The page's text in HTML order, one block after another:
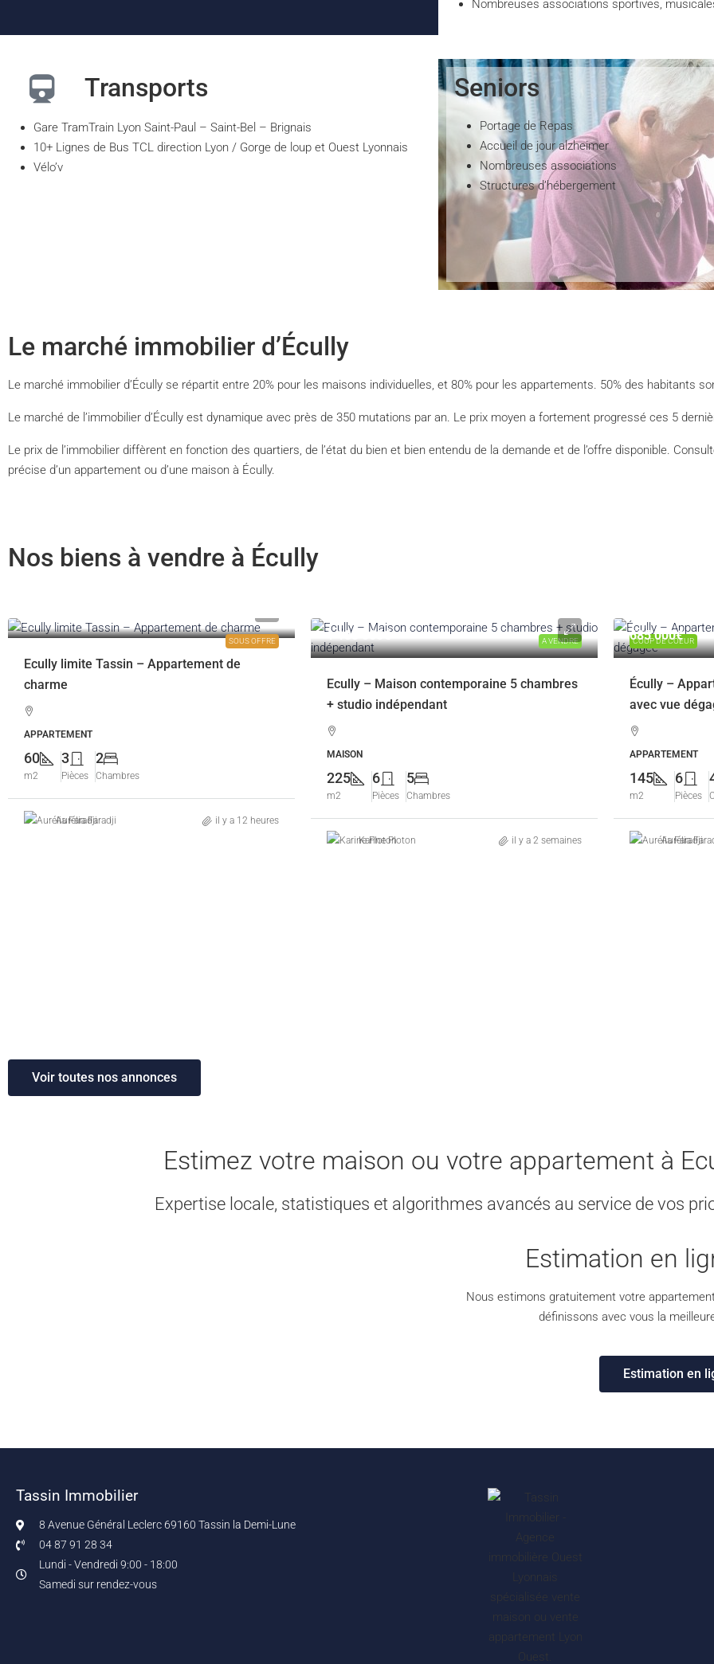
Nombreuses associations sportives,
Transports
Gare TramTrain Lyon Saint-Paul – Saint-Bel – Brignais
10+ Lignes de Bus TCL direction Lyon / Gorge de loup et Ouest Lyonnais
Vélo’v
Seniors
Portage de Repas
Accueil de jour alzheimer
Nombreuses associations
Structures d’hébergement
Le marché immobilier d’Écully
Le marché immobilier d’Écully se répartit entre 20% pour les maisons individuelles, et 80% pour les appartements. 50% des habitants
Le marché de l’immobilier d’Écully est dynamique avec près de 350 mutations par an. Le prix moyen a fortement progressé ces 5
Le prix de l’immobilier diffèrent en fonction des quartiers, de l’état du bien et bien entendu de la demande et de l’offre disponible.
précise d’un appartement ou d’une maison à Écully.
Nos biens à vendre à Écully
SOUS OFFRE
Ecully limite Tassin – Appartement de
charme
APPARTEMENT
60
m2
3
Pièces
2
Chambres
Aurélia Faradji il y a 12 heures
A VENDRE
1 185 000€
Ecully – Maison contemporaine 5 chambres
+ studio indépendant
MAISON
225
m2
6
Pièces
5
Chambres
Karine Ploton il y a 2 semaines
COUP DE COEUR
685 000€
Écully –
avec vue
APPARTEMENT
145
m2
6
Pièces
Aurélia
Voir toutes nos annonces
Estimez votre maison ou votre appartement à
Expertise locale, statistiques et algorithmes avancés au service de vos
Estimation en
Nous estimons gratuitement votre
définissons avec vous la
Estimation en
Tassin Immobilier
8 Avenue Général Leclerc 69160 Tassin la Demi-Lune
04 87 91 28 34
Lundi - Vendredi 9:00 - 18:00
Samedi sur rendez-vous